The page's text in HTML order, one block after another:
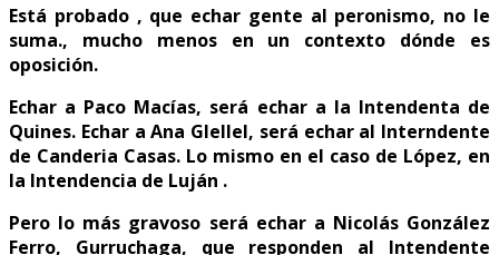
​​​​​​Está probado , que echar gente al peronismo, no le
suma., mucho menos en un contexto dónde es
oposición.
Echar a Paco Macías, será echar a la Intendenta de
Quines. Echar a Ana Glellel, será echar al Interndente
de Canderia Casas. Lo mismo en el caso de López, en
la Intendencia de Luján .
Pero lo más gravoso será echar a Nicolás González
Ferro, Gurruchaga, que responden al Intendente